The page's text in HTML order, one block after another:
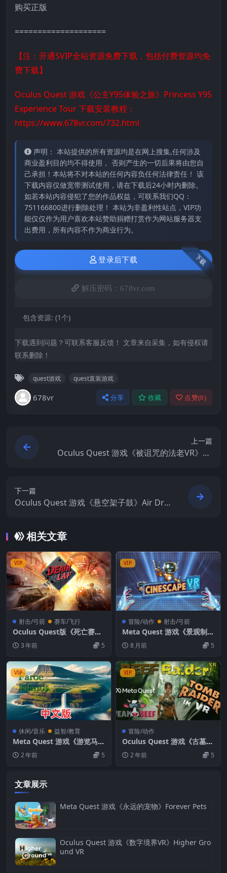
购买正版
====================
【注：开通SVIP全站资源免费下载，包括付费资源均免
费下载】
Oculus Quest 游戏《公主Y95体验之旅》Princess Y95
Experience Tour 下载安装教程：
https://www.678vr.com/732.html
声明： 本站提供的所有资源均是在网上搜集,任何涉及
商业盈利目的均不得使用， 否则产生的一切后果将由您自
己承担！本站将不对本站的任何内容负任何法律责任！ 该
下载内容仅做宽带测试使用，请在下载后24小时内删除。
如若本站内容侵犯了您的作品权益，可联系我们QQ：
751166800进行删除处理！ 本站为非盈利性站点，VIP功
能仅仅作为用户喜欢本站赞助捐赠打赏作为网站服务器支
出费用，所有内容不作为商业行为。
下载
登录后下载
解压密码：678vr.com
包含资源: (1个)
下载遇到问题？可联系客服反馈！ 文章来自采集，如有侵权请
联系删除！
quest游戏 quest直装游戏
678vr 分享 收藏 点赞(0)
上一篇
Oculus Quest 游戏《被诅咒的法老VR》Th
下一篇
Oculus Quest 游戏《悬空架子鼓》Air Dru
相关文章
VIP
射击/弓箭 赛车/飞行
Oculus Quest版《死亡赛车/
死亡竞速VR》Death LapVR
游戏破解版免费下载
3 年前 5
VIP
冒险/动作 射击/弓箭
Meta Quest 游戏《景观制片
厂》CINESCAPE VR
8 月前 5
VIP
休闲/音乐 益智/教育
Meta Quest 游戏《游览马德
拉群岛VR》Visit Madeira V
R 2 年前 5
VIP
冒险/动作
Oculus Quest 游戏《古墓丽
影 VR》BeefRaiderXR
2 年前 5
文章展示
Meta Quest 游戏《永远的宠物》Forever Pets
Oculus Quest 游戏《数字境界VR》Higher Gro
und VR